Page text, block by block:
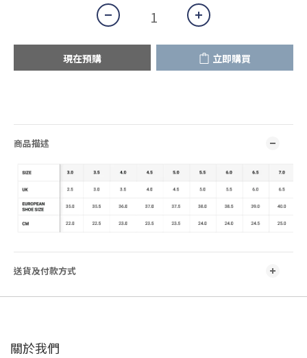
現在預購 立即購買
商品描述
送貨及付款方式
關於我們